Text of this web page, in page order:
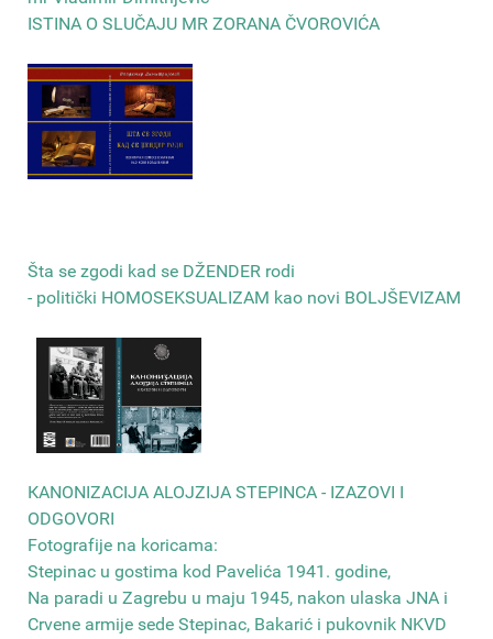
ISTINA O SLUČAJU MR ZORANA ČVOROVIĆA
Šta se zgodi kad se DŽENDER rodi
- politički HOMOSEKSUALIZAM kao novi BOLJŠEVIZAM
КANONIZACIJA ALOJZIJA STEPINCA - IZAZOVI I
ODGOVORI
Fotografije na koricama:
Stepinac u gostima kod Pavelića 1941. godine,
Na paradi u Zagrebu u maju 1945, nakon ulaska JNA i
Crvene armije sede Stepinac, Bakarić i pukovnik NKVD